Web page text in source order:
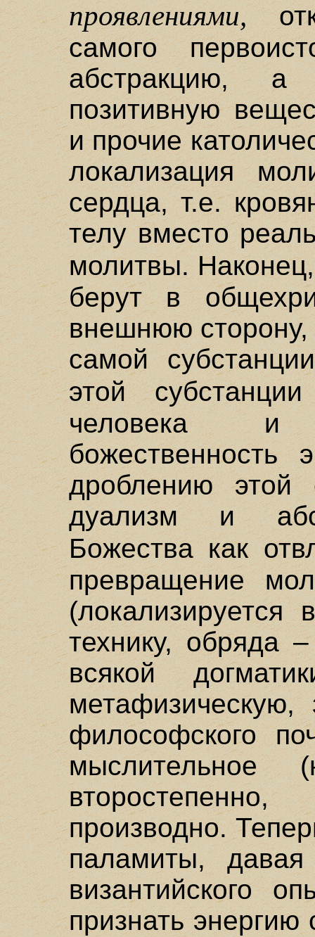
проявлениями,
самого
абстракцию,
позитивную
и прочие
локализация
сердца, т.е.
телу вместо
молитвы.
берут в
внешнюю сторону,
самой
этой
человека и
божественность
дроблению этой
дуализм и
Божества как
превращение
технику, обряда
всякой
философского
мыслительное
производно.
паламиты, давая
византийского
признать